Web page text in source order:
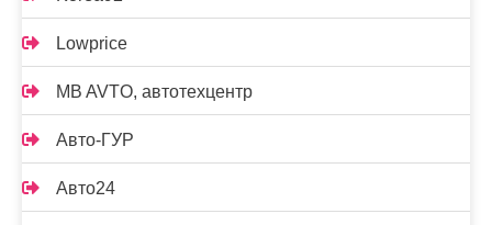
Lowprice
MB AVTO, автотехцентр
Авто-ГУР
Авто24